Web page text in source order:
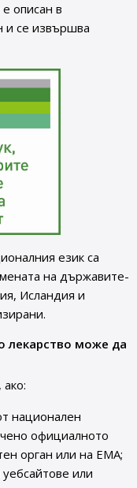
описан в
и се извършва
език са
на държавите-
Исландия и
лекарство може да
национален
официалното
орган или на ЕМА;
или